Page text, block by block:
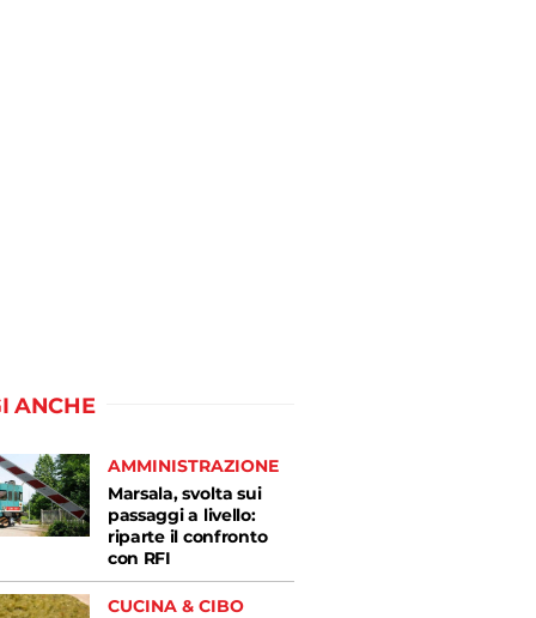
ANCHE
AMMINISTRAZIONE
Marsala, svolta sui
passaggi a livello:
riparte il confronto
con RFI
CUCINA & CIBO